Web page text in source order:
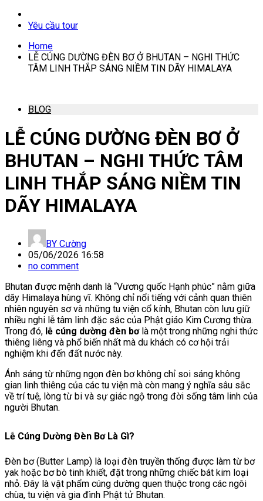
Yêu cầu tour
Home
LỄ CÚNG DƯỜNG ĐÈN BƠ Ở BHUTAN – NGHI THỨC
TÂM LINH THẮP SÁNG NIỀM TIN DÃY HIMALAYA
BLOG
LỄ CÚNG DƯỜNG ĐÈN BƠ Ở
BHUTAN – NGHI THỨC TÂM
LINH THẮP SÁNG NIỀM TIN
DÃY HIMALAYA
BY Cường
05/06/2026 16:58
no comment
Bhutan được mệnh danh là “Vương quốc Hạnh phúc” nằm giữa
dãy Himalaya hùng vĩ. Không chỉ nổi tiếng với cảnh quan thiên
nhiên nguyên sơ và những tu viện cổ kính, Bhutan còn lưu giữ
nhiều nghi lễ tâm linh đặc sắc của Phật giáo Kim Cương thừa.
Trong đó, lễ cúng dường đèn bơlà một trong những nghi thức
thiêng liêng và phổ biến nhất mà du khách có cơ hội trải
nghiệm khi đến đất nước này.
Ánh sáng từ những ngọn đèn bơ không chỉ soi sáng không
gian linh thiêng của các tu viện mà còn mang ý nghĩa sâu sắc
về trí tuệ, lòng từ bi và sự giác ngộ trong đời sống tâm linh của
người Bhutan.
Lễ Cúng Dường Đèn Bơ Là Gì?
Đèn bơ (Butter Lamp) là loại đèn truyền thống được làm từ bơ
yak hoặc bơ bò tinh khiết, đặt trong những chiếc bát kim loại
nhỏ. Đây là vật phẩm cúng dường quen thuộc trong các ngôi
chùa, tu viện và gia đình Phật tử Bhutan.